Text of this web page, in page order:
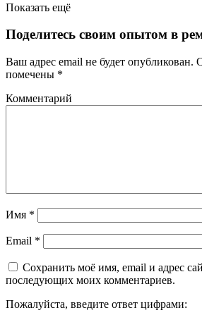
Показать ещё
Поделитесь своим опытом в
Ваш адрес email не будет опубликован.
помечены *
Комментарий
Имя *
Email *
Сохранить моё имя, email и адрес
последующих моих комментариев.
Пожалуйста, введите ответ цифрами: